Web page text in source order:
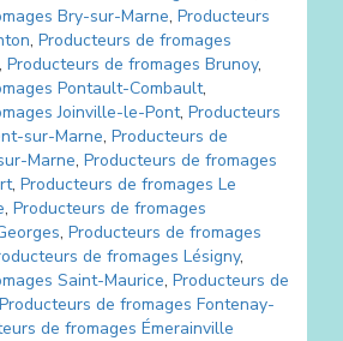
Bry-sur-Marne, Producteurs
, Producteurs de fromages
, Producteurs de fromages Brunoy,
Pontault-Combault,
Joinville-le-Pont, Producteurs
sur-Marne, Producteurs de
Marne, Producteurs de fromages
, Producteurs de fromages Le
, Producteurs de fromages
, Producteurs de fromages
de fromages Lésigny,
Saint-Maurice, Producteurs de
Producteurs de fromages Fontenay-
de fromages Émerainville